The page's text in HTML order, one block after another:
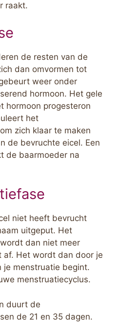
raakt.
de resten van de
dan omvormen tot
weer onder
hormoon. Het gele
hormoon progesteron
het
zich klaar te maken
de bevruchte eicel. Een
de baarmoeder na
niet heeft bevrucht
uitgeput. Het
dan niet meer
af. Het wordt dan door je
je menstruatie begint.
menstruatiecyclus.
duurt de
de 21 en 35 dagen.